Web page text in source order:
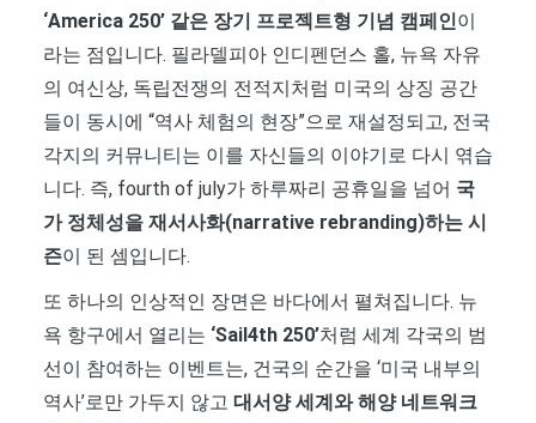
‘America 250’ 같은 장기 프로젝트형 기념 캠페인이
라는 점입니다. 필라델피아 인디펜던스 홀, 뉴욕 자유
의 여신상, 독립전쟁의 전적지처럼 미국의 상징 공간
들이 동시에 “역사 체험의 현장”으로 재설정되고, 전국
각지의 커뮤니티는 이를 자신들의 이야기로 다시 엮습
니다. 즉, fourth of july가 하루짜리 공휴일을 넘어 국
가 정체성을 재서사화(narrative rebranding)하는 시
즌이 된 셈입니다.
또 하나의 인상적인 장면은 바다에서 펼쳐집니다. 뉴
욕 항구에서 열리는 ‘Sail4th 250’처럼 세계 각국의 범
선이 참여하는 이벤트는, 건국의 순간을 ‘미국 내부의
역사’로만 가두지 않고 대서양 세계와 해양 네트워크